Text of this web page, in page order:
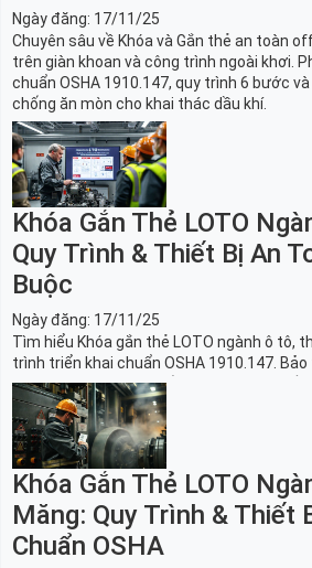
Ngày đăng: 17/11/25
Chuyên sâu về Khóa và Gắn thẻ an toàn
trên giàn khoan và công trình ngoài khơi.
chuẩn OSHA 1910.147, quy trình 6 bước
chống ăn mòn cho khai thác dầu khí.
Khóa Gắn Thẻ LOTO
Quy Trình & Thiết Bị An
Buộc
Ngày đăng: 17/11/25
Tìm hiểu Khóa gắn thẻ LOTO ngành ô tô,
trình triển khai chuẩn OSHA 1910.147.
robot, băng tải sản xuất ô tô và dây chuyền
Khóa Gắn Thẻ LOTO
Măng: Quy Trình & Thiết
Chuẩn OSHA